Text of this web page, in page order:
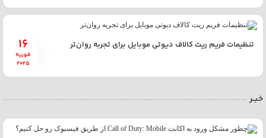
16
فوریه
2025
تنظیمات فریم ریت کالاف دیوتی موبایل برای تجربه روان‌تر
خبــر